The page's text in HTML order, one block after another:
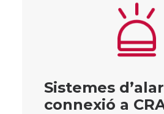
Sistemes
connexió a